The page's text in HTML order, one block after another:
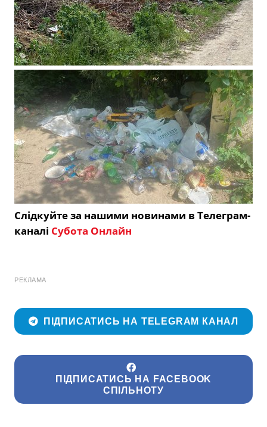
Слідкуйте за нашими новинами в Телеграм-
каналі Субота Онлайн
РЕКЛАМА
ПІДПИСАТИСЬ НА TELEGRAM КАНАЛ
ПІДПИСАТИСЬ НА FACEBOOK
СПІЛЬНОТУ